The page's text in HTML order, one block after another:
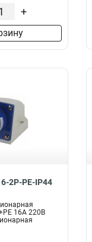
+
2P-PE-IP44
16А 220В